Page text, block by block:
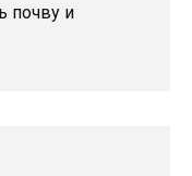
почву и